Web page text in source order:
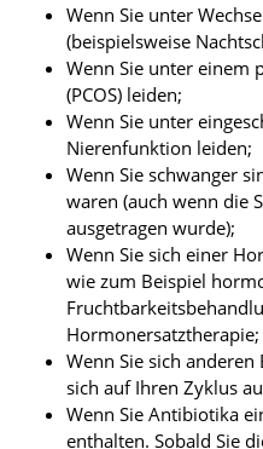
Wenn Sie unter
(beispielsweise
Wenn Sie unter einem
(PCOS) leiden;
Wenn Sie unter
Nierenfunktion leiden;
Wenn Sie schwanger
waren (auch wenn die
ausgetragen wurde);
Wenn Sie sich einer
wie zum Beispiel
Hormonersatztherapie;
Wenn Sie sich
sich auf Ihren Zyklus
Wenn Sie Antibiotika
enthalten. Sobald Sie